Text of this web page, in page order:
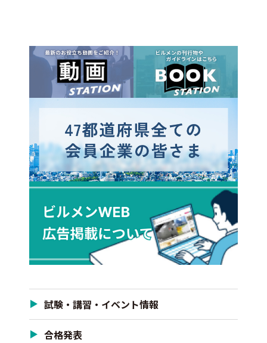
試験・講習・イベント情報
合格発表